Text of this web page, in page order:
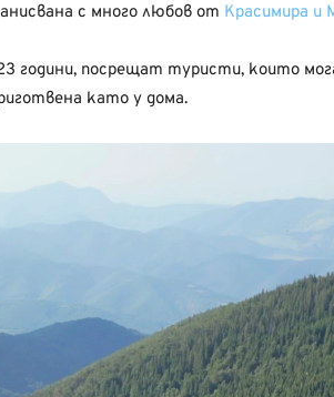
с много любов от Красимира
години, посрещат туристи, които
като у дома.